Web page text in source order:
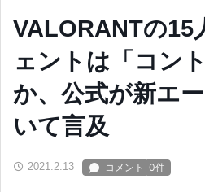
VALORANTの15
ェントは「コン
か、公式が新エ
いて言及
2021.2.13